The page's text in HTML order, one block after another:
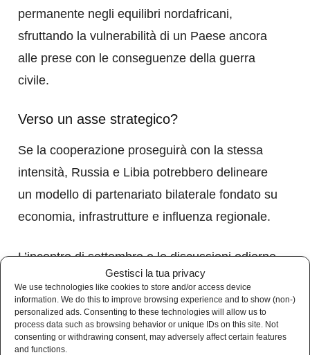
Gestisci la tua privacy
We use technologies like cookies to store and/or access device
information. We do this to improve browsing experience and to show (non-)
personalized ads. Consenting to these technologies will allow us to
process data such as browsing behavior or unique IDs on this site. Not
consenting or withdrawing consent, may adversely affect certain features
and functions.
permanente negli equilibri nordafricani,
sfruttando la vulnerabilità di un Paese ancora
alle prese con le conseguenze della guerra
civile.
Verso un asse strategico?
Se la cooperazione proseguirà con la stessa
intensità, Russia e Libia potrebbero delineare
un modello di partenariato bilaterale fondato su
economia, infrastrutture e influenza regionale.
L’incontro di settembre e le discussioni odierne
rappresentano la prova che Mosca intende
trasformare la ricostruzione libica in un
progetto concreto, capace di consolidare la
propria posizione nel Mediterraneo e nell’Africa